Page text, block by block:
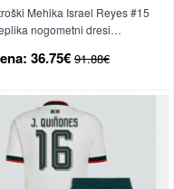
Mehika Israel Reyes #15
nogometni dresi
Rokav (+ hlače)
36.75€ 91.88€